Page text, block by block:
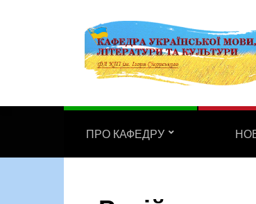
ПРО КАФЕДРУ